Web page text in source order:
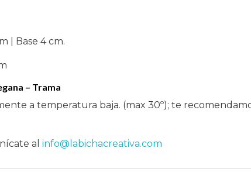
| Base 4 cm.
– Trama
a temperatura baja. (max 30º); te
alinfo@labichacreativa.com